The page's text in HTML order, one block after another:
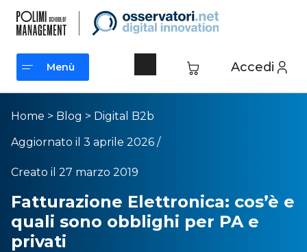
Accedi
Menù
Menù
Home > Blog > Digital B2b
Aggiornato il 3 aprile 2026 /
Creato il 27 marzo 2019
Fatturazione Elettronica: cos’è e
quali sono obblighi per PA e
privati